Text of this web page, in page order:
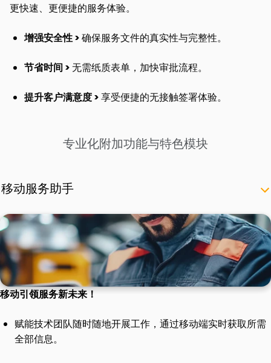
更快速、更便捷的服务体验。
增强安全性 >确保服务文件的真实性与完整性。
节省时间 >无需纸质表单，加快审批流程。
提升客户满意度 >享受便捷的无接触签署体验。
专业化附加功能与特色模块
移动服务助手
移动引领服务新未来！
赋能技术团队随时随地开展工作，通过移动端实时获取所需
全部信息。